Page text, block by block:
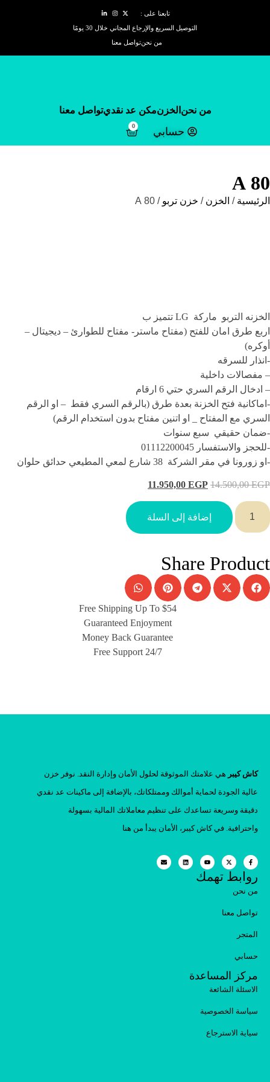
تابعنا على :
التوصيل السريع والإرجاع المجاني خلال 30 يومًا
من نحنتواصل معنا
من نحن الخزنمكن عد نقديتواصل معنا
حسابي 0
80 A
الرئيسية / الخزن / خزن تربو / 80 A
الخزنه التربو ماركة LG تتميز ب
اربع طرق امان للفتح (مفتاح ماستر- مفتاح للطوارئ – ديجيتال –
أوكره)
-انذار للسرقه
– مفصالات داخلية
– ادخال الرقم السري حتي 6 ارقام
-اماكانية فتح الخزنة بعدة طرق (بالرقم السري فقط – او الرقم
السري مع المفتاح _ او اتنين مفتاح بدون استخدام الرقم)
-ضمان حقيقي سبع سنوات
-للحجز والاستفسار 01112200045
-او زورونا في مقر الشركة 38 شارع لمعي المطيعي حدائق حلوان
14.500,00EGP
11.950,00 EGP
إضافة إلى السلة
Share Product
Free Shipping Up To $54
Guaranteed Enjoyment
Money Back Guarantee
Free Support 24/7
كاش كيبر هي علامتك الموثوقة لحلول الأمان وإدارة النقد. نوفر خزن
عالية الجودة لحماية أموالك وممتلكاتك، بالإضافة إلى ماكينات عد نقدي
دقيقة وسريعة تساعدك على تنظيم معاملاتك المالية بسهولة
واحترافية. في كاش كيبر، الأمان يبدأ من هنا
روابط تهمك
من نحن
تواصل معنا
المتجر
حسابي
مركز المساعدة
الاسئلة الشائعة
سياسة الخصوصية
سياية الاسترجاع